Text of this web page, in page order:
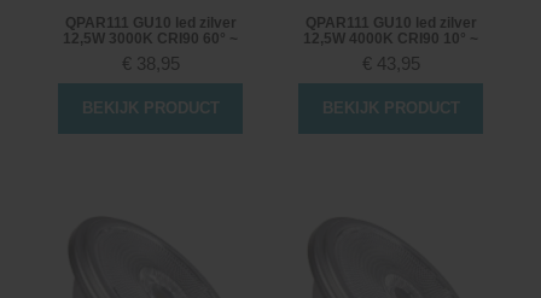
QPAR111 GU10 led zilver
12,5W 3000K CRI90 60° ~
€ 38,95
BEKIJK PRODUCT
QPAR111 GU10 led zilver
12,5W 4000K CRI90 10° ~
€ 43,95
BEKIJK PRODUCT